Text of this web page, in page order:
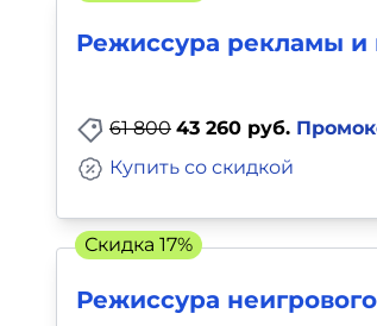
Режиссура рекламы и
61 800 43 260 руб.
Купить со скидкой
Режиссура
Скидка 17%